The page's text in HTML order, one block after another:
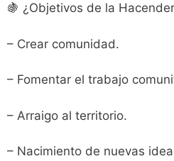
🍇 ¿Objetivos de la
– Crear comunidad.
– Fomentar el trabajo
– Arraigo al territorio.
– Nacimiento de nuevas